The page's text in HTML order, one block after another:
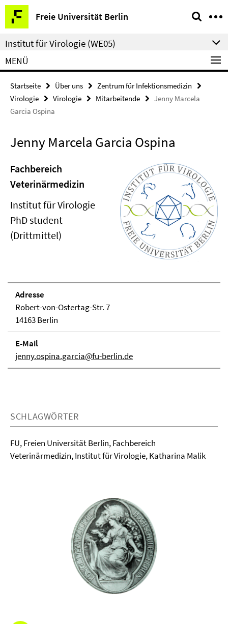
Springe
direkt
zu
Inhalt
Freie Universität Berlin
Service-
Navigation
Institut für Virologie (WE05)
MENÜ
Startseite Über uns
Zentrum für Infektionsmedizin
Virologie
Virologie Mitarbeitende
Jenny Marcela
Garcia Ospina
Jenny Marcela Garcia Ospina
Fachbereich
Veterinärmedizin
Institut für Virologie
PhD student
(Drittmittel)
Adresse
Robert-von-Ostertag-Str. 7
14163 Berlin
E-Mail
jenny.ospina.garcia@fu-berlin.de
SCHLAGWÖRTER
FU, Freien Universität Berlin, Fachbereich
Veterinärmedizin, Institut für Virologie, Katharina Malik